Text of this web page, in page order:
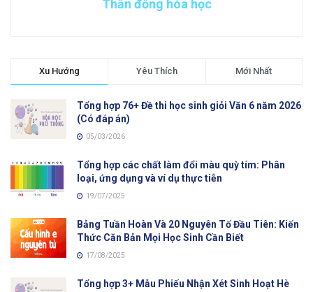
Thần đồng hóa học
Xu Hướng Yêu Thích Mới Nhất
Tổng hợp 76+ Đề thi học sinh giỏi Văn 6 năm 2026
(Có đáp án)
05/03/2026
Tổng hợp các chất làm đổi màu quỳ tím: Phân
loại, ứng dụng và ví dụ thực tiễn
19/07/2025
Bảng Tuần Hoàn Và 20 Nguyên Tố Đầu Tiên: Kiến
Thức Căn Bản Mọi Học Sinh Cần Biết
17/08/2025
Tổng hợp 3+ Mẫu Phiếu Nhận Xét Sinh Hoạt Hè